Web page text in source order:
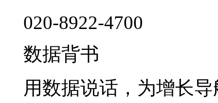
020-8922-4700
数据背书
用数据说话，为增长导